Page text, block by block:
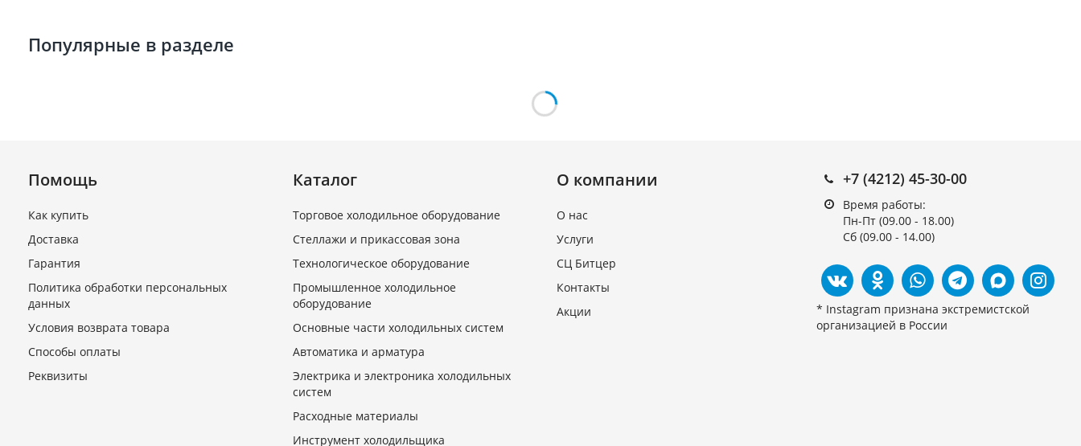
Популярные в разделе
Мясорубка МИМ-300
В наличии
87 590 руб.
Помощь
Как купить
Доставка
Гарантия
Политика обработки персональных
данных
Условия возврата товара
Способы оплаты
Реквизиты
Каталог
Торговое холодильное оборудование
Стеллажи и прикассовая зона
Технологическое оборудование
Промышленное холодильное
оборудование
Основные части холодильных систем
Автоматика и арматура
Электрика и электроника холодильных
систем
Расходные материалы
Инструмент холодильщика
О компании
О нас
Услуги
СЦ Битцер
Контакты
Акции
+7 (4212) 45-30-00
Время работы:
Пн-Пт (09.00 - 18.00)
Сб (09.00 - 14.00)
* Instagram признана экстремистской
организацией в России